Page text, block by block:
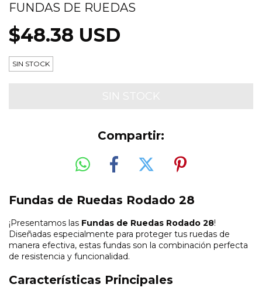
FUNDAS DE RUEDAS
$48.38 USD
SIN STOCK
Compartir:
Fundas de Ruedas Rodado 28
¡Presentamos las Fundas de Ruedas Rodado 28!
Diseñadas especialmente para proteger tus ruedas de
manera efectiva, estas fundas son la combinación perfecta
de resistencia y funcionalidad.
Características Principales